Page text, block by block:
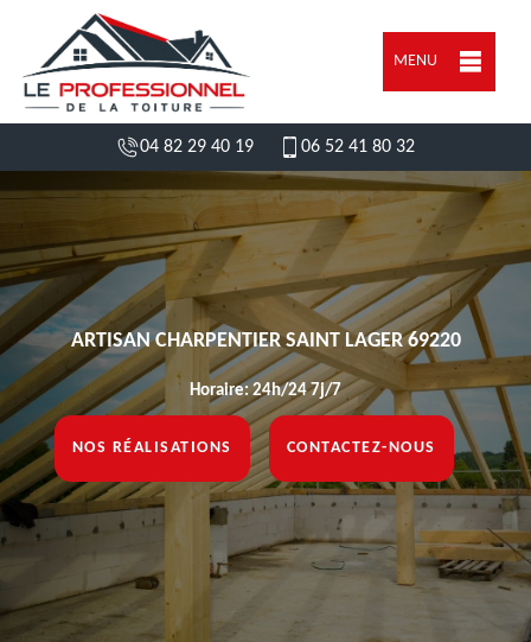
MENU
04 82 29 40 19 06 52 41 80 32
ARTISAN CHARPENTIER SAINT LAGER 69220
Horaire: 24h/24 7j/7
NOS RÉALISATIONS CONTACTEZ-NOUS